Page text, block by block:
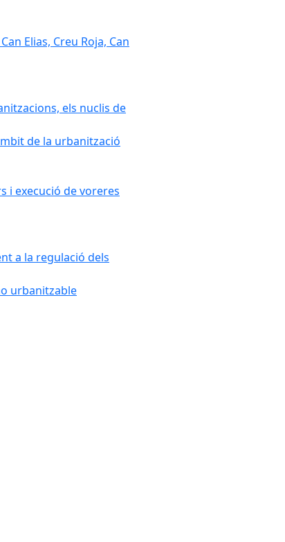
Elias, Creu Roja, Can
els nuclis de
de la urbanització
i execució de voreres
a la regulació dels
urbanitzable